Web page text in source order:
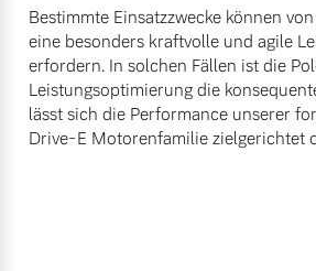
Bestimmte Einsatzzwecke können
eine besonders kraftvolle und agile
erfordern. In solchen Fällen ist die
Leistungsoptimierung die
lässt sich die Performance unserer
Drive-E Motorenfamilie zielgerichtet